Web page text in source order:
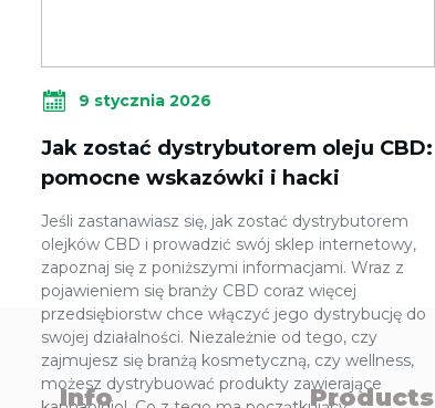
9 stycznia 2026
Jak zostać dystrybutorem oleju CBD:
pomocne wskazówki i hacki
Jeśli zastanawiasz się, jak zostać dystrybutorem
olejków CBD i prowadzić swój sklep internetowy,
zapoznaj się z poniższymi informacjami. Wraz z
pojawieniem się branży CBD coraz więcej
przedsiębiorstw chce włączyć jego dystrybucję do
swojej działalności. Niezależnie od tego, czy
zajmujesz się branżą kosmetyczną, czy wellness,
możesz dystrybuować produkty zawierające
Info Products